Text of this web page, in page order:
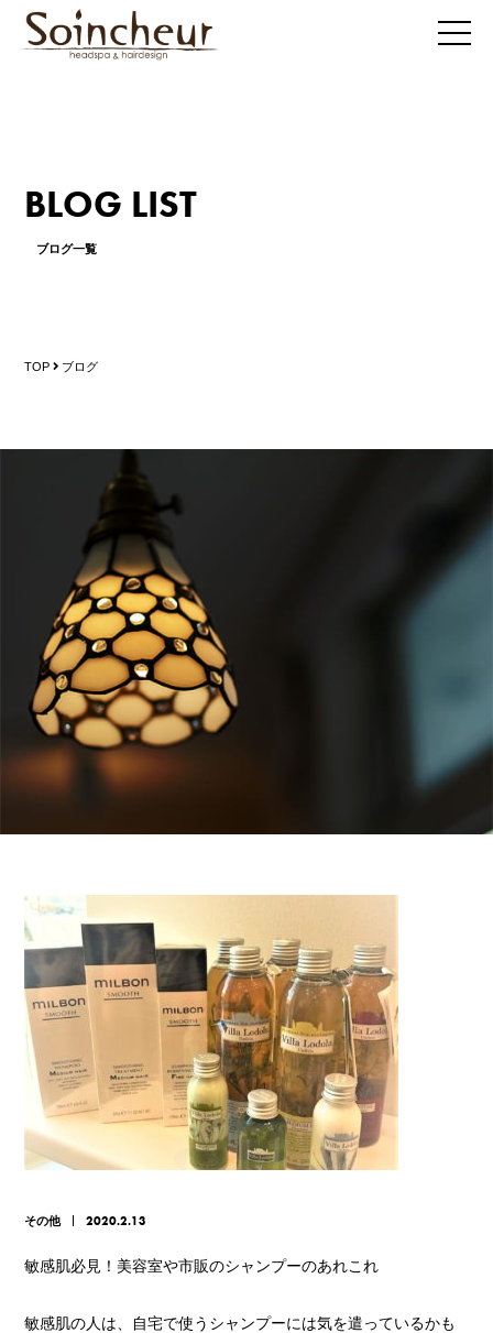
BLOG LIST
ブログ一覧
TOP ブログ
その他 2020.2.13
敏感肌必見！美容室や市販のシャンプーのあれこれ
敏感肌の人は、自宅で使うシャンプーには気を遣っているかも